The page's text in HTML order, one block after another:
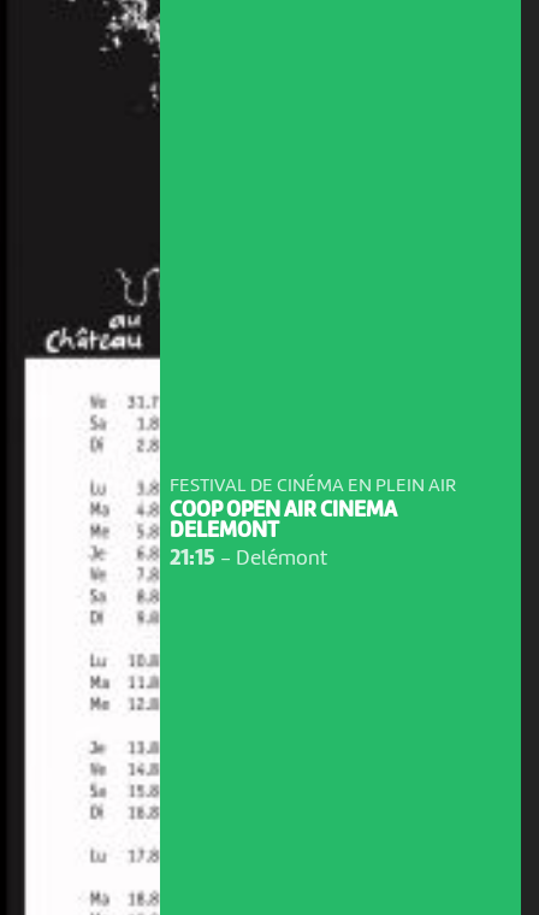
FESTIVAL DE CINÉMA EN PLEIN AIR
COOP OPEN AIR CINEMA
DELEMONT
21:15 - Delémont